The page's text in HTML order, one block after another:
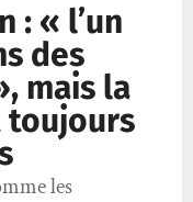
: « l’un
des
mais la
toujours
les